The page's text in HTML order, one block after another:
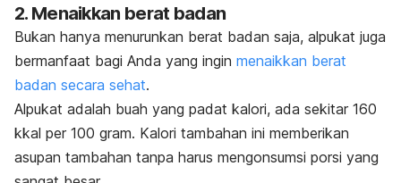
2. Menaikkan berat badan
Bukan hanya menurunkan berat badan saja, alpukat juga
bermanfaat bagi Anda yang ingin menaikkan berat
badan secara sehat.
Alpukat adalah buah yang padat kalori, ada sekitar 160
kkal per 100 gram. Kalori tambahan ini memberikan
asupan tambahan tanpa harus mengonsumsi porsi yang